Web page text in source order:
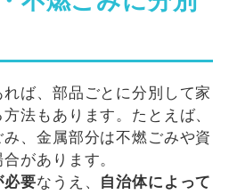
ば、部品ごとに分別して家
法もあります。たとえば、
、金属部分は不燃ごみや資
があります。
必要なうえ、 自治体によって